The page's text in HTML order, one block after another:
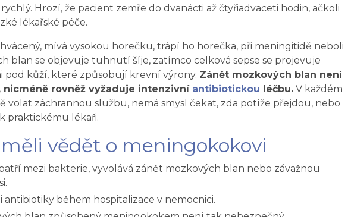
Hrozí, že pacient zemře do dvanácti až čtyřiadvaceti hodin, ačkoli
lékařské péče.
mívá vysokou horečku, trápí ho horečka, při meningitidě neboli
blan se objevuje tuhnutí šíje, zatímco celková sepse se projevuje
pod kůží, které způsobují krevní výrony. Zánět mozkových blan není
nicméně rovněž vyžaduje intenzivní antibiotickou léčbu. V každém
volat záchrannou službu, nemá smysl čekat, zda potíže přejdou, nebo
praktickému lékaři.
měli vědět o meningokokovi
mezi bakterie, vyvolává zánět mozkových blan nebo závažnou
antibiotiky během hospitalizace v nemocnici.